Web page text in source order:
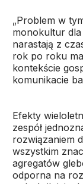
„Problem w
monokultur
narastają z
rok po roku
kontekście
komunikacie
Efekty
zespół
rozwiązaniem
wszystkim
agregatów
odporna na